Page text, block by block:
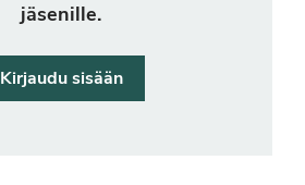
jäsenille.
Kirjaudu sisään